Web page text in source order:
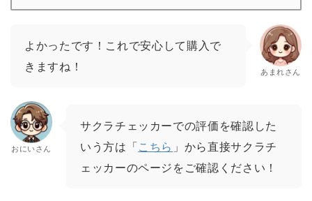
よかったです！これで安心して購入で
きますね！
あまれさん
おにいさん
サクラチェッカーでの評価を確認した
いう方は「こちら 」から直接サクラチ
ェッカーのページをご確認ください！